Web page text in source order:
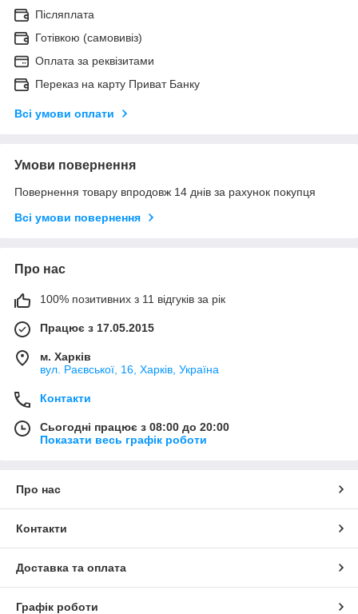
Післяплата
Готівкою (самовивіз)
Оплата за реквізитами
Переказ на карту Приват Банку
Всі умови оплати
Умови повернення
Повернення товару впродовж 14 днів за рахунок покупця
Всі умови повернення
Про нас
100% позитивних з 11 відгуків за рік
Працює з 17.05.2015
м. Харків
вул. Раєвської, 16, Харків, Україна
Контакти
Сьогодні працює з 08:00 до 20:00
Показати весь графік роботи
Про нас
Контакти
Доставка та оплата
Графік роботи